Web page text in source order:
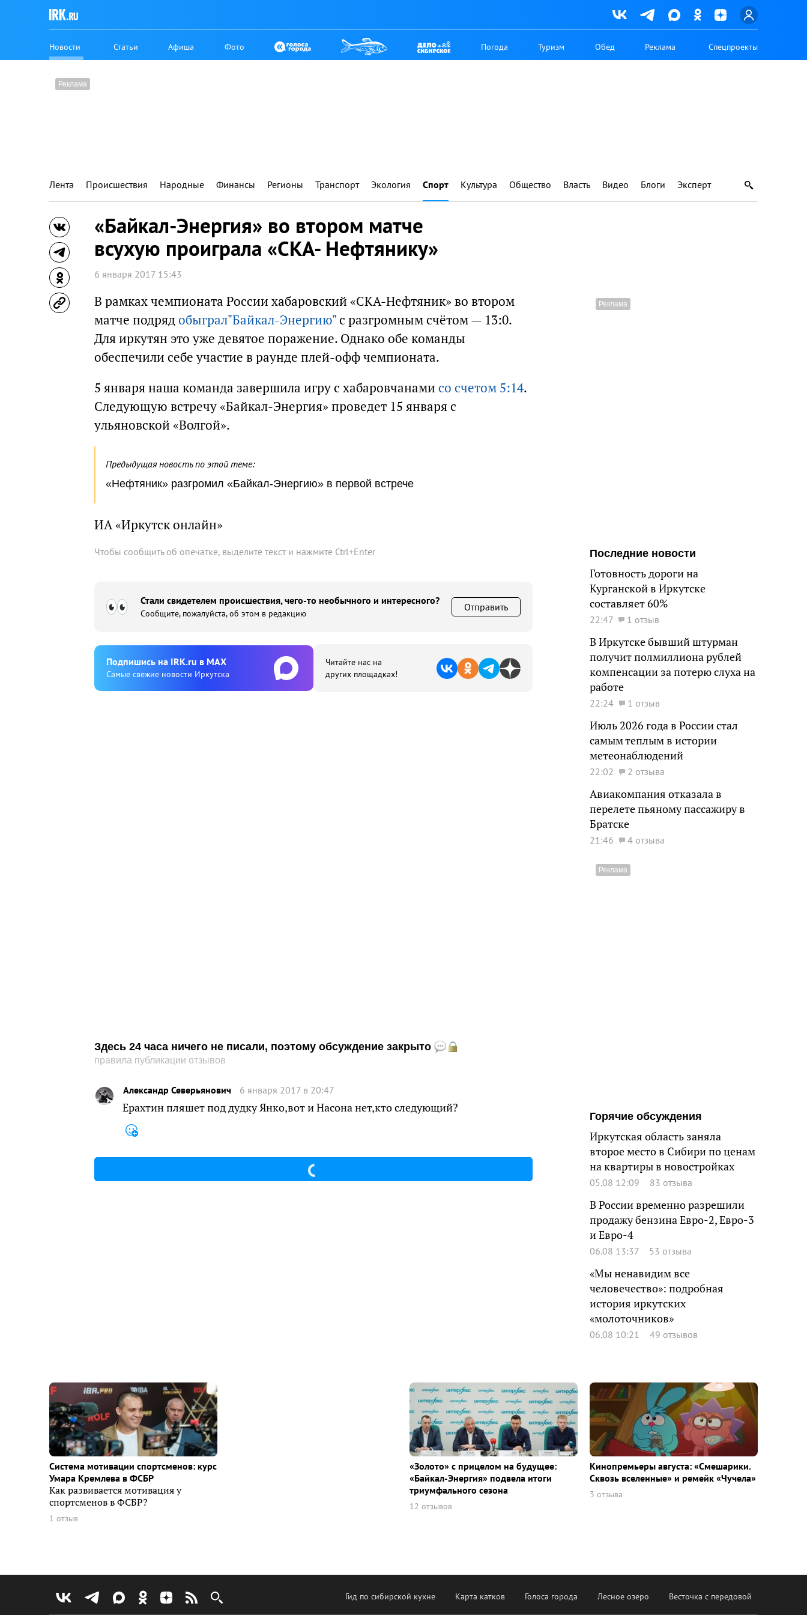
Новости Статьи Афиша Фото Погода Туризм Обед Реклама Спецпроекты
Лента Происшествия Народные Финансы Регионы Транспорт Экология Спорт Культура Общество Власть Видео Блоги Эксперт
«Байкал-Энергия» во втором матче
всухую проиграла «СКА- Нефтянику»
6 января 2017 15:43
В рамках чемпионата России хабаровский «СКА-Нефтяник» во втором
матче подрядобыграл"Байкал-Энергию"с разгромным счётом — 13:0.
Для иркутян это уже девятое поражение. Однако обе команды
обеспечили себе участие в раунде плей-офф чемпионата.
5 января наша команда завершила игру с хабаровчанами со счетом 5:14.
Следующую встречу «Байкал-Энергия» проведет 15 января с
ульяновской «Волгой».
Предыдущая новость по этой теме:
«Нефтяник» разгромил «Байкал-Энергию» в первой встрече
ИА «Иркутск онлайн»
Чтобы сообщить об опечатке, выделите текст и нажмите Ctrl+Enter
Стали свидетелем происшествия, чего-то необычного и интересного?
Сообщите, пожалуйста, об этом в редакцию
Отправить
Подпишиcь на IRK.ru в MAX
Cамые свежие новости Иркутска
Читайте нас на
других площадках!
Здесь 24 часа ничего не писали, поэтому обсуждение закрыто
правила публикации отзывов
Aлександр Северьянович 6 января 2017 в 20:47
Ерахтин пляшет под дудку Янко,вот и Насона нет,кто следующий?
Последние новости
Готовность дороги на
Курганской в Иркутске
составляет 60%
22:47 1 отзыв
В Иркутске бывший штурман
получит полмиллиона рублей
компенсации за потерю слуха на
работе
22:24 1 отзыв
Июль 2026 года в России стал
самым теплым в истории
метеонаблюдений
22:02 2 отзыва
Авиакомпания отказала в
перелете пьяному пассажиру в
Братске
21:46 4 отзыва
Горячие обсуждения
Иркутская область заняла
второе место в Сибири по ценам
на квартиры в новостройках
05.08 12:09 83 отзыва
В России временно разрешили
продажу бензина Евро-2, Евро-3
и Евро-4
06.08 13:37 53 отзыва
«Мы ненавидим все
человечество»: подробная
история иркутских
«молоточников»
06.08 10:21 49 отзывов
Система мотивации спортсменов: курс
Умара Кремлева в ФСБР
Как развивается мотивация у
спортсменов в ФСБР?
1 отзыв
«Золото» с прицелом на будущее:
«Байкал-Энергия» подвела итоги
триумфального сезона
12 отзывов
Кинопремьеры августа: «Смешарики.
Сквозь вселенные» и ремейк «Чучела»
3 отзыва
Гид по сибирской кухне Карта катков Голоса города Лесное озеро Весточка с передовой